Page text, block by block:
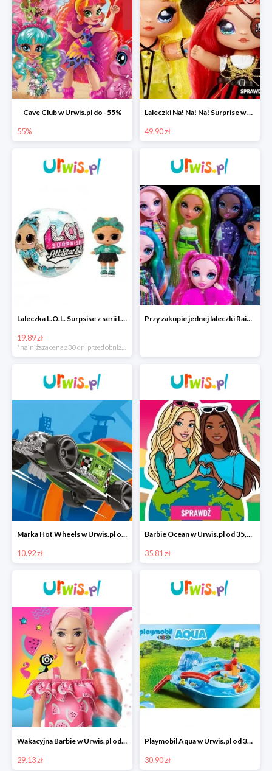
Cave Club w Urwis.pl do -55%
55%
Laleczki Na! Na! Na! Surprise w Urwis.pl za 49,90 zł
49.90 zł
Laleczka L.O.L. Surpsise z serii Lalki sportowe w super cenie
19.89 zł
Przy zakupie jednej laleczki Rainbow High laleczka Lil Snaps w Urwis.pl
Marka Hot Wheels w Urwis.pl od 10,92 zł
10.92 zł
Barbie Ocean w Urwis.pl od 35,81 zł
35.81 zł
Wakacyjna Barbie w Urwis.pl od 29,13 zł
29.13 zł
Playmobil Aqua w Urwis.pl od 30,90 zł
30.90 zł